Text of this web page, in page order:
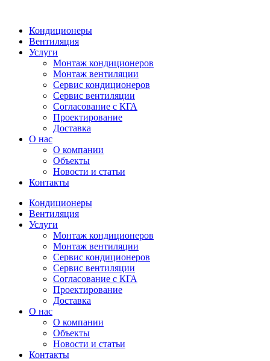
Кондиционеры
Вентиляция
Услуги
Монтаж кондиционеров
Монтаж вентиляции
Сервис кондиционеров
Сервис вентиляции
Согласование с КГА
Проектирование
Доставка
О нас
О компании
Объекты
Новости и статьи
Контакты
Кондиционеры
Вентиляция
Услуги
Монтаж кондиционеров
Монтаж вентиляции
Сервис кондиционеров
Сервис вентиляции
Согласование с КГА
Проектирование
Доставка
О нас
О компании
Объекты
Новости и статьи
Контакты